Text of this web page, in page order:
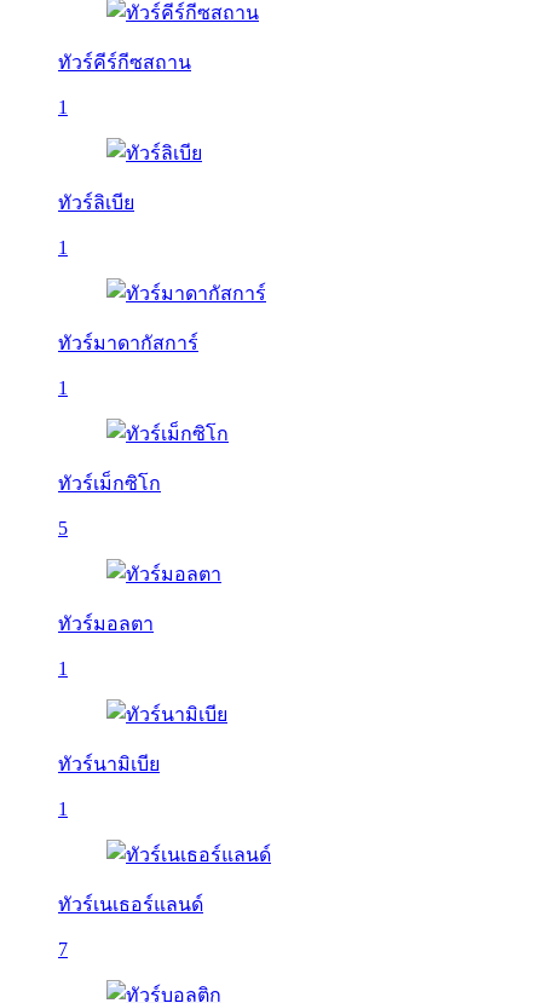
ทัวร์คีร์กีซสถาน
1
ทัวร์ลิเบีย
1
ทัวร์มาดากัสการ์
1
ทัวร์เม็กซิโก
5
ทัวร์มอลตา
1
ทัวร์นามิเบีย
1
ทัวร์เนเธอร์แลนด์
7